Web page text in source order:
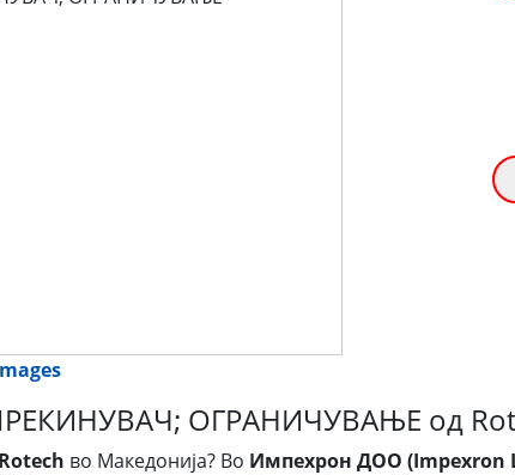
ПРЕКИНУВАЧ; ОГРАНИЧУВАЊЕ од
Rotech во Македонија? Во Импехрон ДОО (Impexron